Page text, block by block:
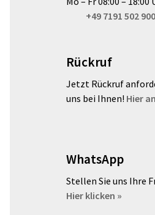
+49 7191 502
Rückruf
Jetzt Rückruf
uns bei Ihnen! Hier
WhatsApp
Stellen Sie uns Ihre
Hier klicken »